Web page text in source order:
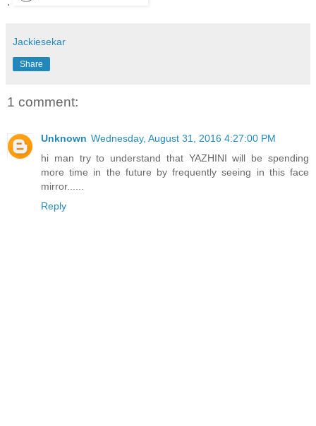
Jackiesekar
Share
1 comment:
Unknown Wednesday, August 31, 2016 4:27:00 PM
hi man try to understand that YAZHINI will be spending
more time in the future by frequently seeing in this face
mirror......
Reply